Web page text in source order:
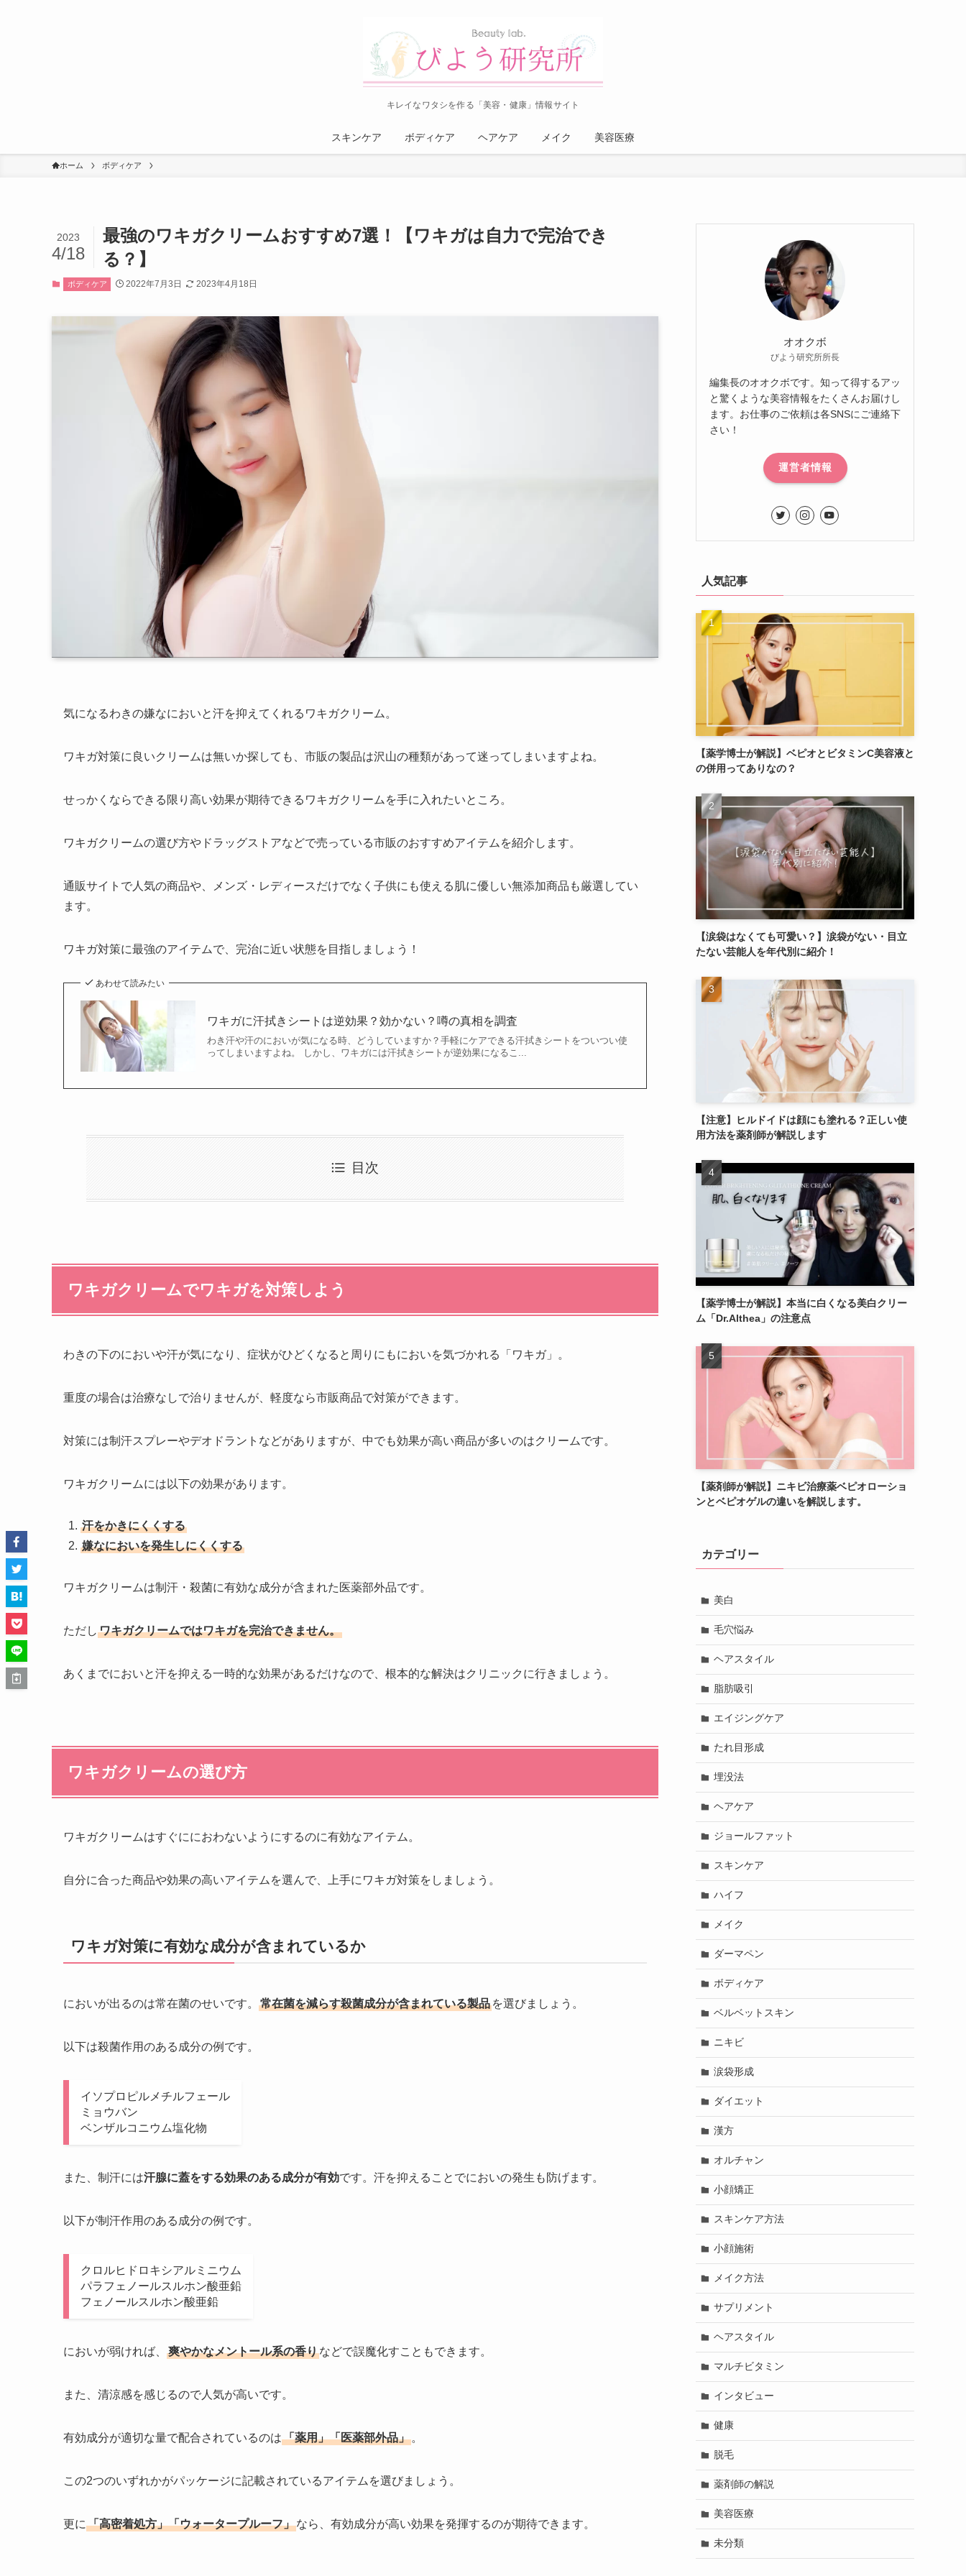
キレイなワタシを作る「美容・健康」情報サイト
スキンケア ボディケア ヘアケア メイク 美容医療
ホーム ボディケア
最強のワキガクリームおすすめ7選！【ワキガは自力で完治でき
る？】
2023
4/18
ボディケア 2022年7月3日 2023年4月18日
気になるわきの嫌なにおいと汗を抑えてくれるワキガクリーム。
ワキガ対策に良いクリームは無いか探しても、市販の製品は沢山の種類があって迷ってしまいますよね。
せっかくならできる限り高い効果が期待できるワキガクリームを手に入れたいところ。
ワキガクリームの選び方やドラッグストアなどで売っている市販のおすすめアイテムを紹介します。
通販サイトで人気の商品や、メンズ・レディースだけでなく子供にも使える肌に優しい無添加商品も厳選してい
ます。
ワキガ対策に最強のアイテムで、完治に近い状態を目指しましょう！
あわせて読みたい
ワキガに汗拭きシートは逆効果？効かない？噂の真相を調査
わき汗や汗のにおいが気になる時、どうしていますか？手軽にケアできる汗拭きシートをついつい使
ってしまいますよね。 しかし、ワキガには汗拭きシートが逆効果になるこ...
目次
ワキガクリームでワキガを対策しよう
わきの下のにおいや汗が気になり、症状がひどくなると周りにもにおいを気づかれる「ワキガ」。
重度の場合は治療なしで治りませんが、軽度なら市販商品で対策ができます。
対策には制汗スプレーやデオドラントなどがありますが、中でも効果が高い商品が多いのはクリームです。
ワキガクリームには以下の効果があります。
汗をかきにくくする
嫌なにおいを発生しにくくする
ワキガクリームは制汗・殺菌に有効な成分が含まれた医薬部外品です。
ただし ワキガクリームではワキガを完治できません。
あくまでにおいと汗を抑える一時的な効果があるだけなので、根本的な解決はクリニックに行きましょう。
ワキガクリームの選び方
ワキガクリームはすぐににおわないようにするのに有効なアイテム。
自分に合った商品や効果の高いアイテムを選んで、上手にワキガ対策をしましょう。
ワキガ対策に有効な成分が含まれているか
においが出るのは常在菌のせいです。 常在菌を減らす殺菌成分が含まれている製品 を選びましょう。
以下は殺菌作用のある成分の例です。
イソプロピルメチルフェール
ミョウバン
ベンザルコニウム塩化物
また、制汗には汗腺に蓋をする効果のある成分が有効です。汗を抑えることでにおいの発生も防げます。
以下が制汗作用のある成分の例です。
クロルヒドロキシアルミニウム
パラフェノールスルホン酸亜鉛
フェノールスルホン酸亜鉛
においが弱ければ、 爽やかなメントール系の香りなどで誤魔化すこともできます。
また、清涼感を感じるので人気が高いです。
有効成分が適切な量で配合されているのは「薬用」「医薬部外品」 。
この2つのいずれかがパッケージに記載されているアイテムを選びましょう。
更に 「高密着処方」「ウォータープルーフ」なら、有効成分が高い効果を発揮するのが期待できます。
オオクボ
びよう研究所所長
編集長のオオクボです。知って得するアッ
と驚くような美容情報をたくさんお届けし
ます。お仕事のご依頼は各SNSにご連絡下
さい！
運営者情報
人気記事
【薬学博士が解説】ベピオとビタミンC美容液と
の併用ってありなの？
【涙袋はなくても可愛い？】涙袋がない・目立
たない芸能人を年代別に紹介！
【注意】ヒルドイドは顔にも塗れる？正しい使
用方法を薬剤師が解説します
【薬学博士が解説】本当に白くなる美白クリー
ム「Dr.Althea」の注意点
【薬剤師が解説】ニキビ治療薬ベピオローショ
ンとベピオゲルの違いを解説します。
カテゴリー
美白
毛穴悩み
ヘアスタイル
脂肪吸引
エイジングケア
たれ目形成
埋没法
ヘアケア
ジョールファット
スキンケア
ハイフ
メイク
ダーマペン
ボディケア
ベルベットスキン
ニキビ
涙袋形成
ダイエット
漢方
オルチャン
小顔矯正
スキンケア方法
小顔施術
メイク方法
サプリメント
ヘアスタイル
マルチビタミン
インタビュー
健康
脱毛
薬剤師の解説
美容医療
未分類